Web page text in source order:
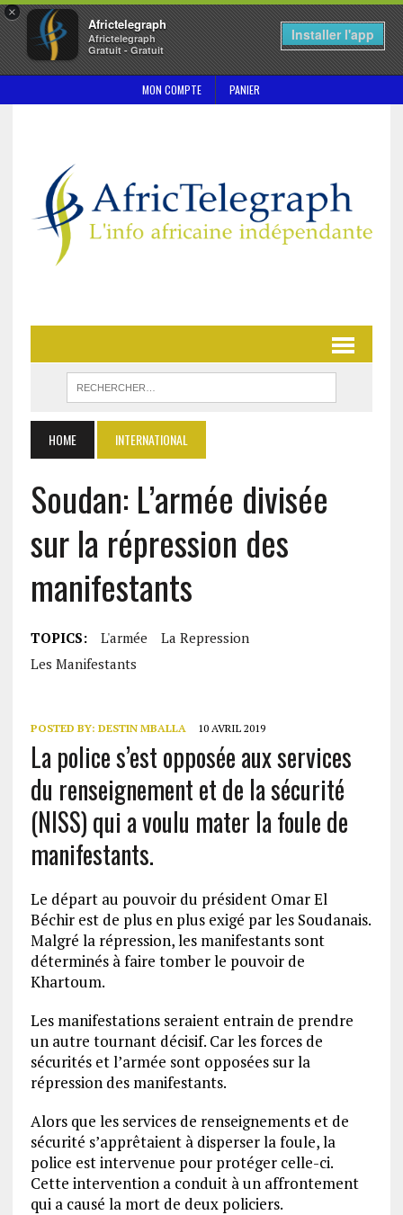
×
Africtelegraph
Africtelegraph
Gratuit - Gratuit
Installer l'app
MON COMPTE PANIER
HOME INTERNATIONAL
Soudan: L’armée divisée
sur la répression des
manifestants
TOPICS: L'armée
La Repression
Les Manifestants
POSTED BY: DESTIN MBALLA 10 AVRIL 2019
La police s’est opposée aux services
du renseignement et de la sécurité
(NISS) qui a voulu mater la foule de
manifestants.
Le départ au pouvoir du président Omar El
Béchir est de plus en plus exigé par les Soudanais.
Malgré la répression, les manifestants sont
déterminés à faire tomber le pouvoir de
Khartoum.
Les manifestations seraient entrain de prendre
un autre tournant décisif. Car les forces de
sécurités et l’armée sont opposées sur la
répression des manifestants.
Alors que les services de renseignements et de
sécurité s’apprêtaient à disperser la foule, la
police est intervenue pour protéger celle-ci.
Cette intervention a conduit à un affrontement
qui a causé la mort de deux policiers.